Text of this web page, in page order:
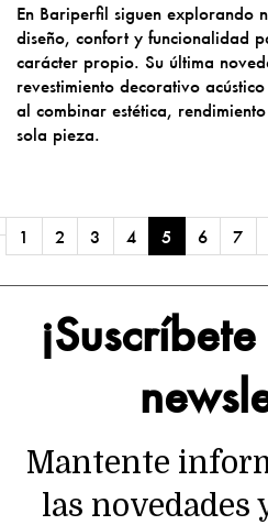
En Bariperfil siguen explorando
diseño, confort y funcionalidad
carácter propio. Su última
revestimiento decorativo
al combinar estética,
sola pieza.
1 2 3 4 5 6 7
Mantente
las novedades